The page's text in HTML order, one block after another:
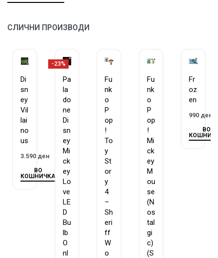
СЛИЧНИ ПРОИЗВОДИ
Di
sn
ey
Vil
lai
no
us
3.590 ден
ВО
КОШНИЧКА
-23%
Pa
la
do
ne
Di
sn
ey
Mi
ck
ey
Lo
ve
LE
D
Bu
lb
O
nl
Fu
nk
o
P
op
!
To
y
St
or
y
4
–
Sh
eri
ff
W
o
Fu
nk
o
P
op
!
Mi
ck
ey
M
ou
se
(N
os
tal
gi
c)
(S
Fr
oz
en
990 ден
ВО